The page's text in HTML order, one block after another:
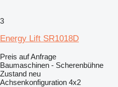
3
Energy Lift SR1018D
Preis auf Anfrage
Baumaschinen - Scherenbühne
Zustand neu
Achsenkonfiguration 4x2